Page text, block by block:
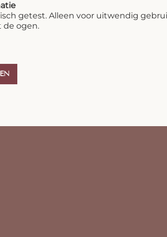
getest. Alleen voor uitwendig
ogen.